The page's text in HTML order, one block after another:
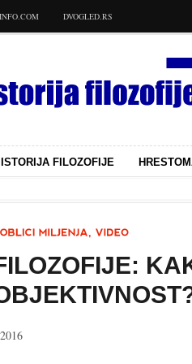
DVOGLED.RS
ISTORIJA FILOZOFIJE